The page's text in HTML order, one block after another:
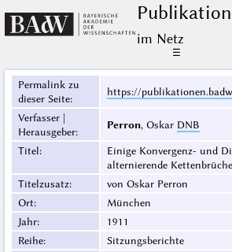
im Netz
☰
Permalink zu
dieser Seite:
https://
Verfasser |
Herausgeber:
Perron, Oskar DNB
Titel:
Einige Konvergenz- und
alternierende Kettenbrüche
Titelzusatz:
von Oskar Perron
Ort:
München
Jahr:
1911
Reihe:
Sitzungsberichte